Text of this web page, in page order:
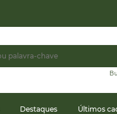
Destaques Últimos